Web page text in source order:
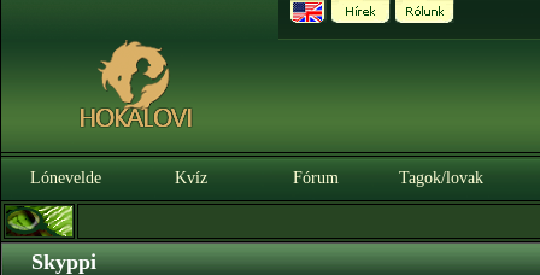
Lónevelde Kvíz Fórum Tagok/lovak
Skyppi